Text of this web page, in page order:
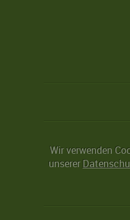
Wir verwenden
unserer